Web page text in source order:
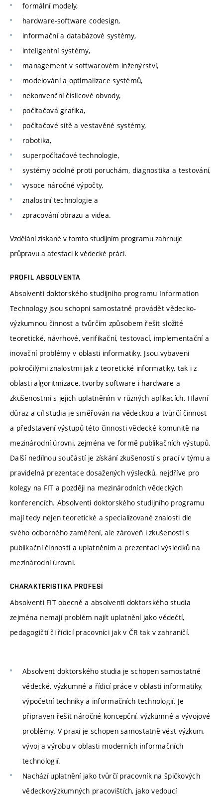
formální modely,
hardware-software codesign,
informační a databázové systémy,
inteligentní systémy,
management v softwarovém inženýrství,
modelování a optimalizace systémů,
nekonvenční číslicové obvody,
počítačová grafika,
počítačové sítě a vestavěné systémy,
robotika,
superpočítačové technologie,
systémy odolné proti poruchám, diagnostika a testování,
vysoce náročné výpočty,
znalostní technologie a
zpracování obrazu a videa.
Vzdělání získané v tomto studijním programu zahrnuje
průpravu a atestaci k vědecké práci.
PROFIL ABSOLVENTA
Absolventi doktorského studijního programu Information
Technology jsou schopni samostatně provádět vědecko-
výzkumnou činnost a tvůrčím způsobem řešit složité
teoretické, návrhové, verifikační, testovací, implementační a
inovační problémy v oblasti informatiky. Jsou vybaveni
pokročilými znalostmi jak z teoretické informatiky, tak i z
oblasti algoritmizace, tvorby software i hardware a
zkušenostmi s jejich uplatněním v různých aplikacích. Hlavní
důraz a cíl studia je směřován na vědeckou a tvůrčí činnost
a představení výstupů této činnosti vědecké komunitě na
mezinárodní úrovni, zejména ve formě publikačních výstupů.
Další nedílnou součástí je získání zkušeností s prací v týmu a
pravidelná prezentace dosažených výsledků, nejdříve pro
kolegy na FIT a později na mezinárodních vědeckých
konferencích. Absolventi doktorského studijního programu
mají tedy nejen teoretické a specializované znalosti dle
svého odborného zaměření, ale zároveň i zkušenosti s
publikační činností a uplatněním a prezentací výsledků na
mezinárodní úrovni.
CHARAKTERISTIKA PROFESÍ
Absolventi FIT obecně a absolventi doktorského studia
zejména nemají problém najít uplatnění jako vědečtí,
pedagogičtí či řídicí pracovníci jak v ČR tak v zahraničí.
Absolvent doktorského studia je schopen samostatné
vědecké, výzkumné a řídicí práce v oblasti informatiky,
výpočetní techniky a informačních technologií. Je
připraven řešit náročné koncepční, výzkumné a vývojové
problémy. V praxi je schopen samostatně vést výzkum,
vývoj a výrobu v oblasti moderních informačních
technologií.
Nachází uplatnění jako tvůrčí pracovník na špičkových
vědeckovýzkumných pracovištích, jako vedoucí